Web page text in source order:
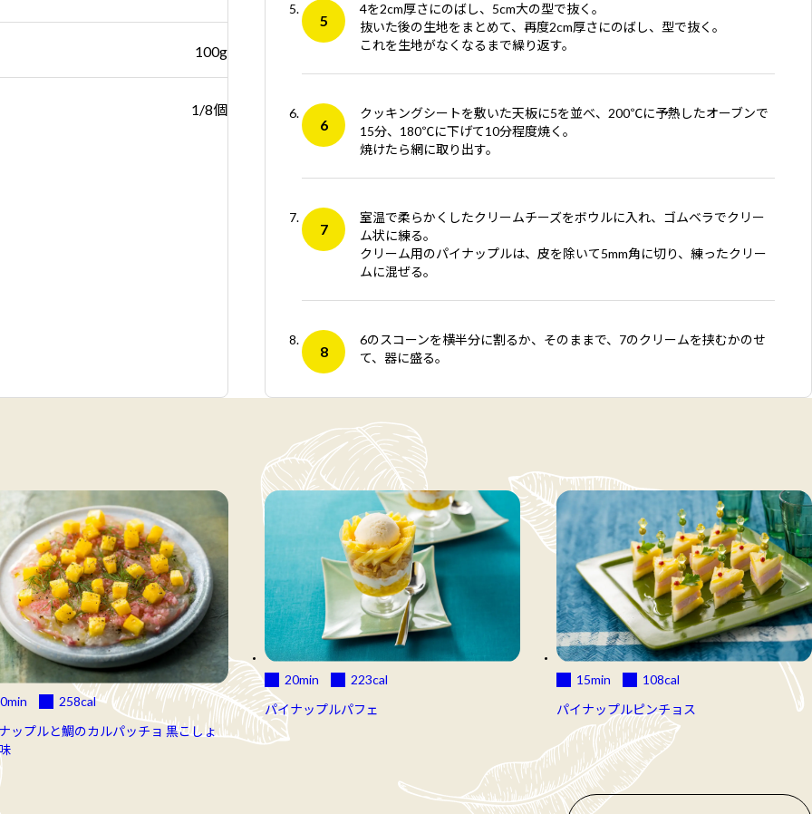
100g
1/8個
4を2cm厚さにのばし、5cm大の型で抜く。
抜いた後の生地をまとめて、再度2cm厚さにのばし、型で抜く。
これを生地がなくなるまで繰り返す。
クッキングシートを敷いた天板に5を並べ、200℃に予熱したオーブンで
15分、180℃に下げて10分程度焼く。
焼けたら網に取り出す。
室温で柔らかくしたクリームチーズをボウルに入れ、ゴムベラでクリー
ム状に練る。
クリーム用のパイナップルは、皮を除いて5mm角に切り、練ったクリー
ムに混ぜる。
6のスコーンを横半分に割るか、そのままで、7のクリームを挟むかのせ
て、器に盛る。
258cal
ップルと鯛のカルパッチョ 黒こしょ
20min 223cal
パイナップルパフェ
15min 108cal
パイナップルピンチョス